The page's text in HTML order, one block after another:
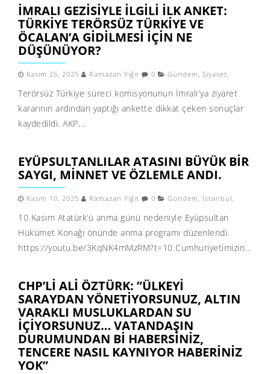
İMRALI GEZISIYLE ILGILI ILK ANKET:
TÜRKIYE TERÖRSÜZ TÜRKIYE VE
ÖCALAN’A GIDILMESI IÇIN NE
DÜŞÜNÜYOR?
Kasım 26, 2025 Ramazan Yiğit 0 Gündem , Siyaset,
Terörsüz Türkiye süreci komisyonunun İmralı'ya ziyaret
kararının ardından yaptığı ankette dikkat çeken sonuçlar
kaydedildi. AKP,...
EYÜPSULTANLILAR ATASINI BÜYÜK BIR
SAYGI, MINNET VE ÖZLEMLE ANDI.
Kasım 10, 2025 Ramazan Yiğit 0 Gündem , İstanbul,
10 Kasım Atatürk’ü anma günü nedeniyle Eyüpsultan
Hükümet Konağı önünde anma programı düzenlendi.
https://youtu.be/3KqNK4mMzRM?t=10 Cumhuriyetimizin...
CHP’LI ALI ÖZTÜRK: ”ÜLKEYI
SARAYDAN YÖNETIYORSUNUZ, ALTIN
VARAKLI MUSLUKLARDAN SU
IÇIYORSUNUZ… VATANDAŞIN
DURUMUNDAN BI HABERSINIZ,
TENCERE NASIL KAYNIYOR HABERINIZ
YOK”